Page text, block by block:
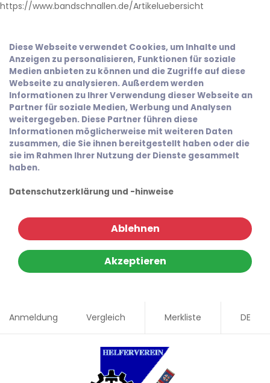
https://www.bandschnallen.de/Artikeluebersicht
Diese Webseite verwendet Cookies, um Inhalte und
Anzeigen zu personalisieren, Funktionen für soziale
Medien anbieten zu können und die Zugriffe auf diese
Webseite zu analysieren. Außerdem werden
Informationen zu Ihrer Verwendung dieser Webseite an
Partner für soziale Medien, Werbung und Analysen
weitergegeben. Diese Partner führen diese
Informationen möglicherweise mit weiteren Daten
zusammen, die Sie ihnen bereitgestellt haben oder die
sie im Rahmen Ihrer Nutzung der Dienste gesammelt
haben.
Datenschutzerklärung und -hinweise
Ablehnen
Akzeptieren
Anmeldung Vergleich Merkliste DE